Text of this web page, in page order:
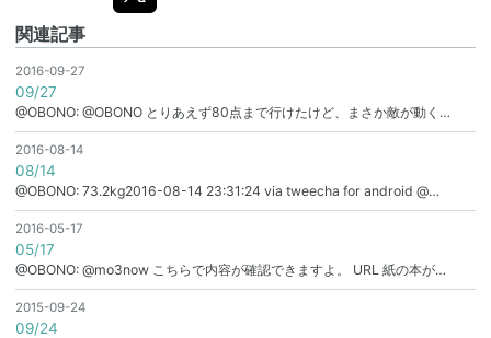
関連記事
2016-09-27
09/27
@OBONO: @OBONO とりあえず80点まで行けたけど、まさか敵が動く…
2016-08-14
08/14
@OBONO: 73.2kg2016-08-14 23:31:24 via tweecha for android @…
2016-05-17
05/17
@OBONO: @mo3now こちらで内容が確認できますよ。 URL 紙の本が…
2015-09-24
09/24